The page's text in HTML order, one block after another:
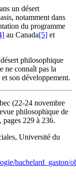
un désert
notamment dans
du programme
au Canada[5] et
philosophique
ne connaît pas la
son développement.
(22-24 novembre
philosophique de
pages 229 à 236.
Université du
bachelard_gaston/